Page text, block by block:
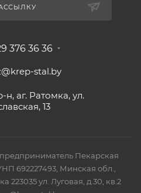
376 36 36
stal.by
аг. Ратомка, ул.
13
Пекарская
692227493, Минская обл.,
223035 ул. Луговая, д.30, кв.2